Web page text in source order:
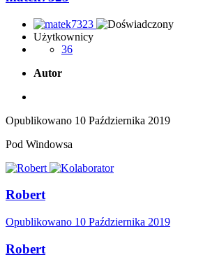
Użytkownicy
36
Autor
Opublikowano 10 Października 2019
Pod Windowsa
Robert
Opublikowano 10 Października 2019
Robert